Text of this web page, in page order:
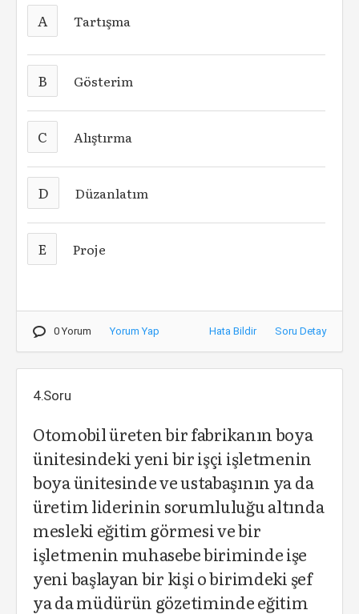
A Tartışma
B Gösterim
C Alıştırma
D Düzanlatım
E Proje
0 Yorum Yorum Yap Hata Bildir Soru Detay
4.Soru
Otomobil üreten bir fabrikanın boya
ünitesindeki yeni bir işçi işletmenin
boya ünitesinde ve ustabaşının ya da
üretim liderinin sorumluluğu altında
mesleki eğitim görmesi ve bir
işletmenin muhasebe biriminde işe
yeni başlayan bir kişi o birimdeki şef
ya da müdürün gözetiminde eğitim